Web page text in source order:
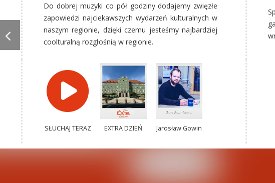
Do dobrej muzyki co pół godziny dodajemy zwięzłe
zapowiedzi najciekawszych wydarzeń kulturalnych w
naszym regionie, dzięki czemu jesteśmy najbardziej
coolturalną rozgłośnią w regionie.
SŁUCHAJ TERAZ EXTRA DZIEŃ Jarosław Gowin